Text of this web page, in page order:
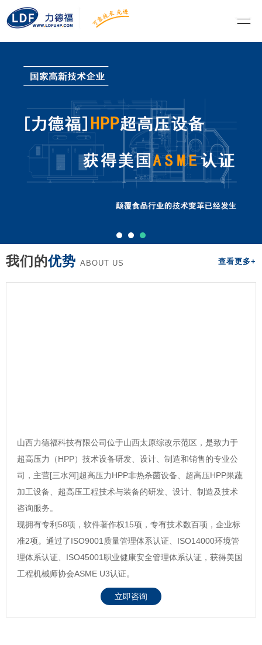
我们的优势 ABOUT US 查看更多+
山西力德福科技有限公司位于山西太原综改示范区，是致力于
超高压力（HPP）技术设备研发、设计、制造和销售的专业公
司，主营[三水河]超高压力HPP非热杀菌设备、超高压HPP果蔬
加工设备、超高压工程技术与装备的研发、设计、制造及技术
咨询服务。
现拥有专利58项，软件著作权15项，专有技术数百项，企业标
准2项。通过了ISO9001质量管理体系认证、ISO14000环境管
理体系认证、ISO45001职业健康安全管理体系认证，获得美国
工程机械师协会ASME U3认证。
立即咨询